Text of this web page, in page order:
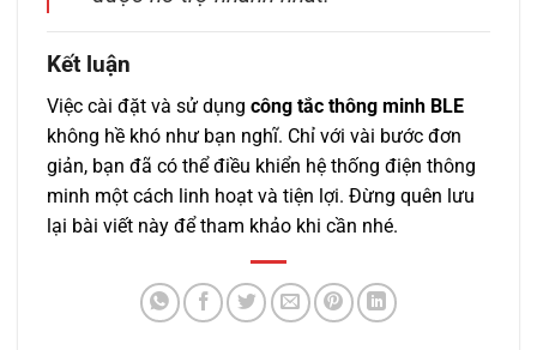
Kết luận
Việc cài đặt và sử dụng công tắc thông minh BLE
không hề khó như bạn nghĩ. Chỉ với vài bước đơn
giản, bạn đã có thể điều khiển hệ thống điện thông
minh một cách linh hoạt và tiện lợi. Đừng quên lưu
lại bài viết này để tham khảo khi cần nhé.